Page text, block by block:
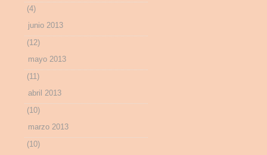
(4)
junio 2013
(12)
mayo 2013
(11)
abril 2013
(10)
marzo 2013
(10)